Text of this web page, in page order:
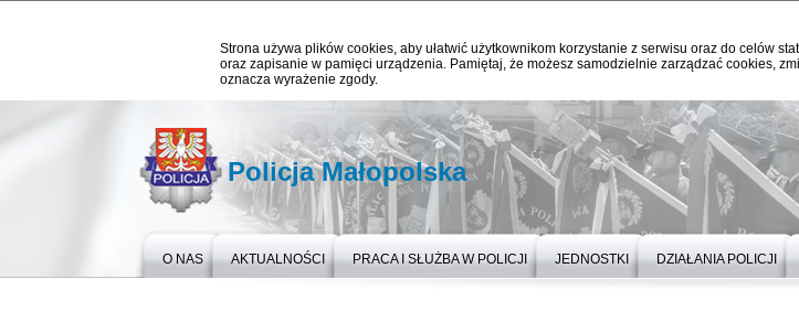
Strona używa plików cookies, aby ułatwić użytkownikom korzystanie z serwisu oraz do celów
oraz zapisanie w pamięci urządzenia. Pamiętaj, że możesz samodzielnie zarządzać cookies,
oznacza wyrażenie zgody.
Policja Małopolska
O NAS AKTUALNOŚCI PRACA I SŁUŻBA W POLICJI JEDNOSTKI DZIAŁANIA POLICJI